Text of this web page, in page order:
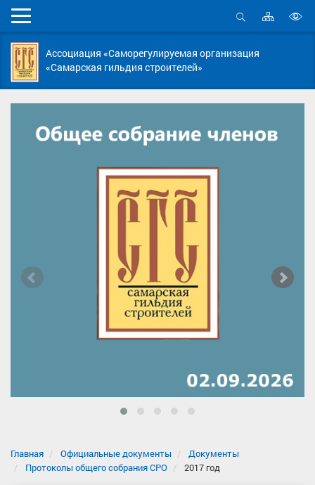
Мобильное
меню
Открыть
Карта
сайта
Ассоциация «Саморегулируемая организация
«Самарская гильдия строителей»
Главная Официальные документы
Документы
Протоколы общего собрания СРО
2017 год